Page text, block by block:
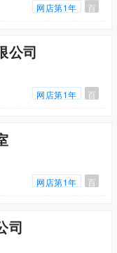
网店第1年 百
公司
网店第1年 百
网店第1年 百
司